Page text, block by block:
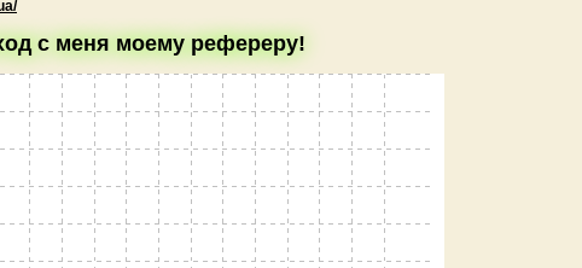
с меня моему рефереру!